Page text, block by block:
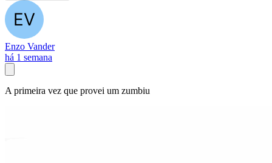
Enzo Vander
há 1 semana
A primeira vez que provei um zumbiu